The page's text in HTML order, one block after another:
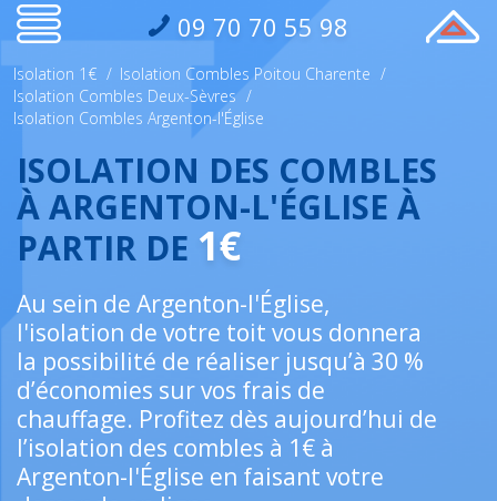
09 70 70 55 98
Isolation 1€ / Isolation Combles Poitou Charente /
Isolation Combles Deux-Sèvres /
Isolation Combles Argenton-l'Église
ISOLATION DES COMBLES
À ARGENTON-L'ÉGLISE À
PARTIR DE 1€
Au sein de Argenton-l'Église,
l'isolation de votre toit vous donnera
la possibilité de réaliser jusqu’à 30 %
d’économies sur vos frais de
chauffage. Profitez dès aujourd’hui de
l’isolation des combles à 1€ à
Argenton-l'Église en faisant votre